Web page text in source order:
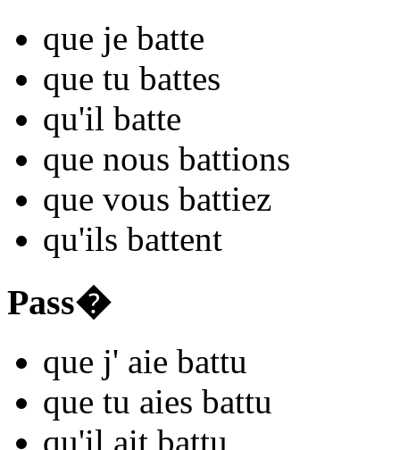
que je batte
que tu battes
qu'il batte
que nous battions
que vous battiez
qu'ils battent
Pass�
que j' aie battu
que tu aies battu
qu'il ait battu